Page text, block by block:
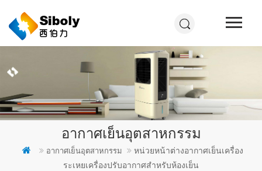
อากาศเย็นอุตสาหกรรม
อากาศเย็นอุตสาหกรรม
หน่วยหน้าต่างอากาศเย็นเครื่อง
ระเหยเครื่องปรับอากาศสำหรับห้องเย็น